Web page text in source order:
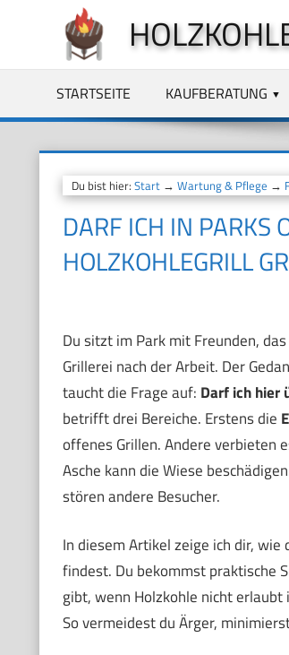
springen
STARTSEITE KAUFBERATUNG
Du bist hier: Start→ Wartung & Pflege →
DARF ICH IN PARKS
HOLZKOHLEGRILL
Du sitzt im Park mit Freunden,
Grillerei nach der Arbeit. Der
taucht die Frage auf: Darf ich hier
betrifft drei Bereiche. Erstens die
offenes Grillen. Andere verbieten
Asche kann die Wiese
stören andere Besucher.
In diesem Artikel zeige ich dir,
findest. Du bekommst praktische
gibt, wenn Holzkohle nicht
So vermeidest du Ärger,